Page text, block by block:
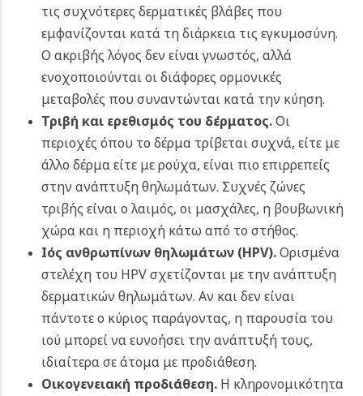
τις συχνότερες δερματικές βλάβες που
εμφανίζονται κατά τη διάρκεια τις εγκυμοσύνη.
Ο ακριβής λόγος δεν είναι γνωστός, αλλά
ενοχοποιούνται οι διάφορες ορμονικές
μεταβολές που συναντώνται κατά την κύηση.
Τριβή και ερεθισμός του δέρματος.Οι
περιοχές όπου το δέρμα τρίβεται συχνά, είτε με
άλλο δέρμα είτε με ρούχα, είναι πιο επιρρεπείς
στην ανάπτυξη θηλωμάτων. Συχνές ζώνες
τριβής είναι ο λαιμός, οι μασχάλες, η βουβωνική
χώρα και η περιοχή κάτω από το στήθος.
Ιός ανθρωπίνων θηλωμάτων (HPV).Ορισμένα
στελέχη του HPV σχετίζονται με την ανάπτυξη
δερματικών θηλωμάτων. Αν και δεν είναι
πάντοτε ο κύριος παράγοντας, η παρουσία του
ιού μπορεί να ευνοήσει την ανάπτυξή τους,
ιδιαίτερα σε άτομα με προδιάθεση.
Οικογενειακή προδιάθεση. Η κληρονομικότητα